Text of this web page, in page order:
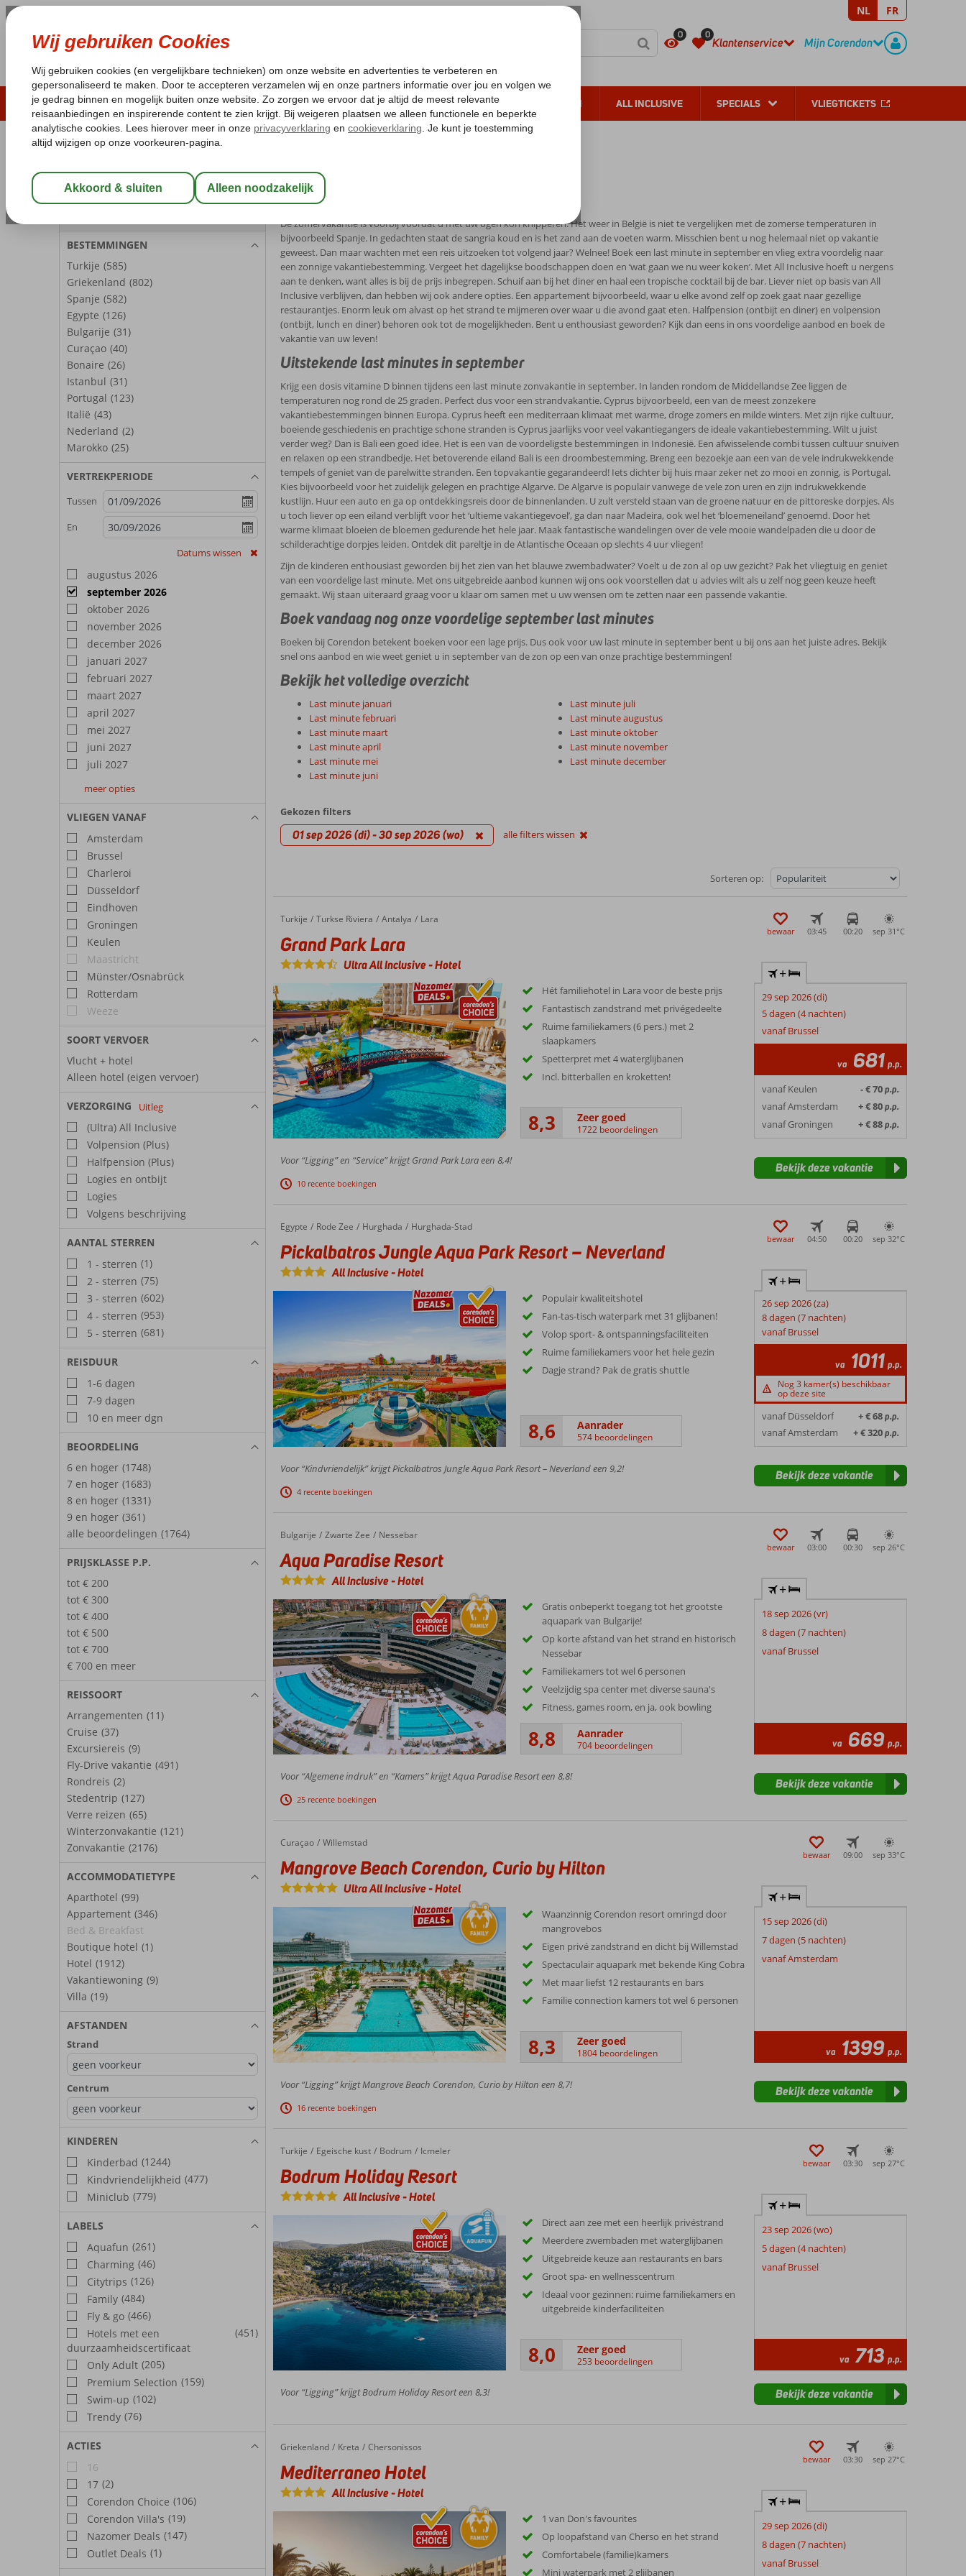
0 0
Klantenservice
CONTACT
Mijn Corendon
REGISTREER
NL FR
ZOMER 2026 LAST MINUTES WINTERZON ZONVAKANTIES VERRE REIZEN ALL INCLUSIVE SPECIALS VLIEGTICKETS
Laagsteprijsgarantie* Geen fueltoeslag Gratis annuleren*
REISGEZELSCHAP
Kamer 1: 2 Personen
BESTEMMINGEN
Turkije (585)
Griekenland (802)
Spanje (582)
Egypte (126)
Bulgarije (31)
Curaçao (40)
Bonaire (26)
Istanbul (31)
Portugal (123)
Italië (43)
Nederland (2)
Marokko (25)
VERTREKPERIODE
Tussen
En
Datums wissen
augustus 2026
september 2026
oktober 2026
november 2026
december 2026
januari 2027
februari 2027
maart 2027
april 2027
mei 2027
juni 2027
juli 2027
augustus
2027
september
2027
oktober
2027
meer opties
VLIEGEN VANAF
Amsterdam
Brussel
Charleroi
Düsseldorf
Eindhoven
Groningen
Keulen
Maastricht
Münster/Osnabrück
Rotterdam
Weeze
SOORT VERVOER
Vlucht + hotel
Alleen hotel (eigen vervoer)
VERZORGING Uitleg
(Ultra) All Inclusive
Volpension (Plus)
Halfpension (Plus)
Logies en ontbijt
Logies
Volgens beschrijving
AANTAL STERREN
1 - sterren (1)
2 - sterren (75)
3 - sterren (602)
4 - sterren (953)
5 - sterren (681)
REISDUUR
1-6 dagen
7-9 dagen
10 en meer dgn
BEOORDELING
6 en hoger (1748)
7 en hoger (1683)
8 en hoger (1331)
9 en hoger (361)
alle beoordelingen (1764)
PRIJSKLASSE P.P.
tot € 200
tot € 300
tot € 400
tot € 500
tot € 700
€ 700 en meer
REISSOORT
Arrangementen (11)
Cruise (37)
Excursiereis (9)
Fly-Drive vakantie (491)
Rondreis (2)
Stedentrip (127)
Verre reizen (65)
Winterzonvakantie (121)
Zonvakantie (2176)
ACCOMMODATIETYPE
Aparthotel (99)
Appartement (346)
Bed & Breakfast
Boutique hotel (1)
Hotel (1912)
Vakantiewoning (9)
Villa (19)
AFSTANDEN
Strand
Centrum
KINDEREN
Kinderbad (1244)
Kindvriendelijkheid (477)
Miniclub (779)
LABELS
Aquafun (261)
Charming (46)
Citytrips (126)
Family (484)
Fly & go (466)
Hotels met een
duurzaamheidscertificaat
(451)
Only Adult (205)
Premium Selection (159)
Swim-up (102)
Trendy (76)
ACTIES
16
17 (2)
Corendon Choice (106)
Corendon Villa's (19)
Nazomer Deals (147)
Outlet Deals (1)
Home Last minute september 2026
Last minute september 2026
De zomervakantie is voorbij voordat u met uw ogen kon knipperen. Het weer in België is niet te vergelijken met de zomerse temperaturen in
bijvoorbeeld Spanje. In gedachten staat de sangria koud en is het zand aan de voeten warm. Misschien bent u nog helemaal niet op vakantie
geweest. Dan maar wachten met een reis uitzoeken tot volgend jaar? Welnee! Boek een last minute in september en vlieg extra voordelig naar
een zonnige vakantiebestemming. Vergeet het dagelijkse boodschappen doen en ‘wat gaan we nu weer koken’. Met All Inclusive hoeft u nergens
aan te denken, want alles is bij de prijs inbegrepen. Schuif aan bij het diner en haal een tropische cocktail bij de bar. Liever niet op basis van All
Inclusive verblijven, dan hebben wij ook andere opties. Een appartement bijvoorbeeld, waar u elke avond zelf op zoek gaat naar gezellige
restaurantjes. Enorm leuk om alvast op het strand te mijmeren over waar u die avond gaat eten. Halfpension (ontbijt en diner) en volpension
(ontbijt, lunch en diner) behoren ook tot de mogelijkheden. Bent u enthousiast geworden? Kijk dan eens in ons voordelige aanbod en boek de
vakantie van uw leven!
Uitstekende last minutes in september
Krijg een dosis vitamine D binnen tijdens een last minute zonvakantie in september. In landen rondom de Middellandse Zee liggen de
temperaturen nog rond de 25 graden. Perfect dus voor een strandvakantie. Cyprus bijvoorbeeld, een van de meest zonzekere
vakantiebestemmingen binnen Europa. Cyprus heeft een mediterraan klimaat met warme, droge zomers en milde winters. Met zijn rijke cultuur,
boeiende geschiedenis en prachtige schone stranden is Cyprus jaarlijks voor veel vakantiegangers de ideale vakantiebestemming. Wilt u juist
verder weg? Dan is Bali een goed idee. Het is een van de voordeligste bestemmingen in Indonesië. Een afwisselende combi tussen cultuur snuiven
en relaxen op een strandbedje. Het betoverende eiland Bali is een droombestemming. Breng een bezoekje aan een van de vele indrukwekkende
tempels of geniet van de parelwitte stranden. Een topvakantie gegarandeerd! Iets dichter bij huis maar zeker net zo mooi en zonnig, is Portugal.
Kies bijvoorbeeld voor het zuidelijk gelegen en prachtige Algarve. De Algarve is populair vanwege de vele zon uren en zijn indrukwekkende
kustlijn. Huur een auto en ga op ontdekkingsreis door de binnenlanden. U zult versteld staan van de groene natuur en de pittoreske dorpjes. Als
u toch liever op een eiland verblijft voor het ‘ultieme vakantiegevoel’, ga dan naar Madeira, ook wel het ‘bloemeneiland’ genoemd. Door het
warme klimaat bloeien de bloemen gedurende het hele jaar. Maak fantastische wandelingen over de vele mooie wandelpaden die u door de
schilderachtige dorpjes leiden. Ontdek dit pareltje in de Atlantische Oceaan op slechts 4 uur vliegen!
Zijn de kinderen enthousiast geworden bij het zien van het blauwe zwembadwater? Voelt u de zon al op uw gezicht? Pak het vliegtuig en geniet
van een voordelige last minute. Met ons uitgebreide aanbod kunnen wij ons ook voorstellen dat u advies wilt als u zelf nog geen keuze heeft
gemaakt. Wij staan uiteraard graag voor u klaar om samen met u uw wensen om te zetten naar een passende vakantie.
Boek vandaag nog onze voordelige september last minutes
Boeken bij Corendon betekent boeken voor een lage prijs. Dus ook voor uw last minute in september bent u bij ons aan het juiste adres. Bekijk
snel ons aanbod en wie weet geniet u in september van de zon op een van onze prachtige bestemmingen!
Bekijk het volledige overzicht
Last minute januari
Last minute februari
Last minute maart
Last minute april
Last minute mei
Last minute juni
Last minute juli
Last minute augustus
Last minute oktober
Last minute november
Last minute december
Gekozen filters
01 sep 2026 (di) - 30 sep 2026 (wo) alle filters wissen
Sorteren op:
Home
Turkije Turkse Riviera Antalya Lara
Grand Park Lara
Grand Park Lara
Ultra All Inclusive-Hotel
bewaar 03:45 00:20 sep 31°C
Hét familiehotel in Lara voor de beste prijs
Fantastisch zandstrand met privégedeelte
Ruime familiekamers (6 pers.) met 2
slaapkamers
Spetterpret met 4 waterglijbanen
Incl. bitterballen en kroketten!
8,3 Zeer goed
1722 beoordelingen
+
29 sep 2026 (di)
5 dagen (4 nachten)
vanaf Brussel
va 681 p.p.
vanaf Keulen - € 70p.p.
vanaf Amsterdam + € 80p.p.
vanaf Groningen + € 88p.p.
Voor “Ligging” en “Service” krijgt Grand Park Lara een 8,4!
10 recente boekingen
Bekijk deze vakantie
Home
Egypte Rode Zee Hurghada Hurghada-Stad
Pickalbatros Jungle Aqua Park Resort – Neverland
Pickalbatros Jungle Aqua Park Resort – Neverland
All Inclusive-Hotel
bewaar 04:50 00:20 sep 32°C
Populair kwaliteitshotel
Fan-tas-tisch waterpark met 31 glijbanen!
Volop sport- & ontspanningsfaciliteiten
Ruime familiekamers voor het hele gezin
Dagje strand? Pak de gratis shuttle
8,6 Aanrader
574 beoordelingen
+
26 sep 2026 (za)
8 dagen (7 nachten)
vanaf Brussel
va 1011 p.p.
Nog 3 kamer(s) beschikbaar
op deze site
vanaf Düsseldorf + € 68p.p.
vanaf Amsterdam + € 320p.p.
Voor “Kindvriendelijk” krijgt Pickalbatros Jungle Aqua Park Resort – Neverland een 9,2!
4 recente boekingen
Bekijk deze vakantie
Home
Bulgarije Zwarte Zee Nessebar
Aqua Paradise Resort
Aqua Paradise Resort
All Inclusive-Hotel
bewaar 03:00 00:30 sep 26°C
Gratis onbeperkt toegang tot het grootste
aquapark van Bulgarije!
Op korte afstand van het strand en historisch
Nessebar
Familiekamers tot wel 6 personen
Veelzijdig spa center met diverse sauna's
Fitness, games room, en ja, ook bowling
8,8 Aanrader
704 beoordelingen
+
18 sep 2026 (vr)
8 dagen (7 nachten)
vanaf Brussel
va 669 p.p.
Voor “Algemene indruk” en “Kamers” krijgt Aqua Paradise Resort een 8,8!
25 recente boekingen
Bekijk deze vakantie
Home
Curaçao Willemstad
Mangrove Beach Corendon, Curio by Hilton
Mangrove Beach Corendon, Curio by Hilton
Ultra All Inclusive-Hotel
bewaar 09:00 sep 33°C
Waanzinnig Corendon resort omringd door
mangrovebos
Eigen privé zandstrand en dicht bij Willemstad
Spectaculair aquapark met bekende King Cobra
Met maar liefst 12 restaurants en bars
Familie connection kamers tot wel 6 personen
8,3 Zeer goed
1804 beoordelingen
+
15 sep 2026 (di)
7 dagen (5 nachten)
vanaf Amsterdam
va 1399 p.p.
Voor “Ligging” krijgt Mangrove Beach Corendon, Curio by Hilton een 8,7!
16 recente boekingen
Bekijk deze vakantie
Home
Turkije Egeische kust Bodrum Icmeler
Bodrum Holiday Resort
Bodrum Holiday Resort
All Inclusive-Hotel
bewaar 03:30 sep 27°C
Direct aan zee met een heerlijk privéstrand
Meerdere zwembaden met waterglijbanen
Uitgebreide keuze aan restaurants en bars
Groot spa- en wellnesscentrum
Ideaal voor gezinnen: ruime familiekamers en
uitgebreide kinderfaciliteiten
8,0 Zeer goed
253 beoordelingen
+
23 sep 2026 (wo)
5 dagen (4 nachten)
vanaf Brussel
va 713 p.p.
Voor “Ligging” krijgt Bodrum Holiday Resort een 8,3! Bekijk deze vakantie
Home
Griekenland Kreta Chersonissos
Mediterraneo Hotel
Mediterraneo Hotel
All Inclusive-Hotel
bewaar 03:30 sep 27°C
1 van Don's favourites
Op loopafstand van Cherso en het strand
Comfortabele (familie)kamers
Mini waterpark met 2 glijbanen
+
29 sep 2026 (di)
8 dagen (7 nachten)
vanaf Brussel